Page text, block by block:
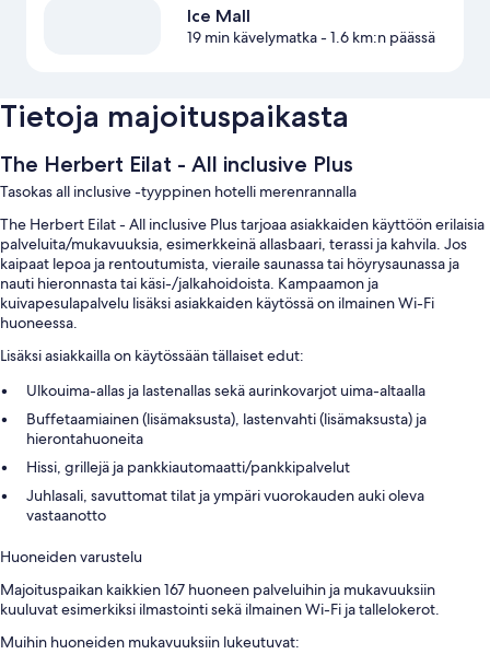
Ice Mall
19 min kävelymatka- 1.6 km:n päässä
Tietoja majoituspaikasta
The Herbert Eilat - All inclusive Plus
Tasokas all inclusive -tyyppinen hotelli merenrannalla
The Herbert Eilat - All inclusive Plus tarjoaa asiakkaiden käyttöön erilaisia
palveluita/mukavuuksia, esimerkkeinä allasbaari, terassi ja kahvila. Jos
kaipaat lepoa ja rentoutumista, vieraile saunassa tai höyrysaunassa ja
nauti hieronnasta tai käsi-/jalkahoidoista. Kampaamon ja
kuivapesulapalvelu lisäksi asiakkaiden käytössä on ilmainen Wi-Fi
huoneessa.
Lisäksi asiakkailla on käytössään tällaiset edut:
Ulkouima-allas ja lastenallas sekä aurinkovarjot uima-altaalla
Buffetaamiainen (lisämaksusta), lastenvahti (lisämaksusta) ja
hierontahuoneita
Hissi, grillejä ja pankkiautomaatti/pankkipalvelut
Juhlasali, savuttomat tilat ja ympäri vuorokauden auki oleva
vastaanotto
Huoneiden varustelu
Majoituspaikan kaikkien 167 huoneen palveluihin ja mukavuuksiin
kuuluvat esimerkiksi ilmastointi sekä ilmainen Wi-Fi ja tallelokerot.
Muihin huoneiden mukavuuksiin lukeutuvat: